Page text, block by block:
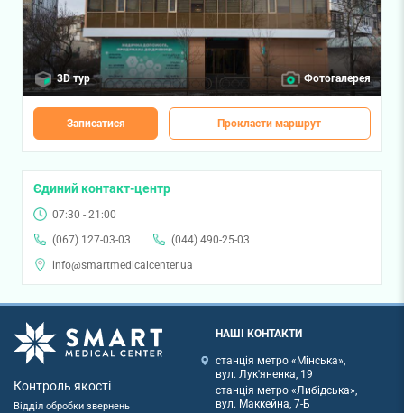
3D тур Фотогалерея
Записатися Прокласти маршрут
Єдиний контакт-центр
07:30 - 21:00
(067) 127-03-03
(044) 490-25-03
info@smartmedicalcenter.ua
Контроль якості
Відділ обробки звернень
НАШІ КОНТАКТИ
станція метро «Мінська»,
вул. Лук'яненка, 19
станція метро «Либідська»,
вул. Маккейна, 7-Б